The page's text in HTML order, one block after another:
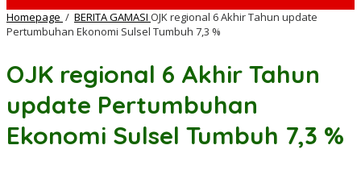
Homepage / BERITA GAMASI OJK regional 6 Akhir Tahun update
Pertumbuhan Ekonomi Sulsel Tumbuh 7,3 %
OJK regional 6 Akhir Tahun
update Pertumbuhan
Ekonomi Sulsel Tumbuh 7,3 %